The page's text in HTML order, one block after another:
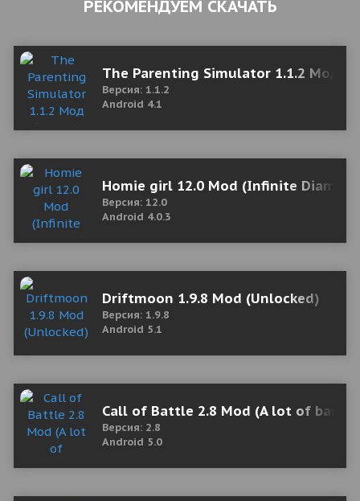
РЕКОМЕНДУЕМ СКАЧАТЬ
The Parenting Simulator 1.1.2 Мод
Версия: 1.1.2
Android 4.1
Homie girl 12.0 Mod (Infinite
Версия: 12.0
Android 4.0.3
Driftmoon 1.9.8 Mod (Unlocked)
Версия: 1.9.8
Android 5.1
Call of Battle 2.8 Mod (A lot of
Версия: 2.8
Android 5.0